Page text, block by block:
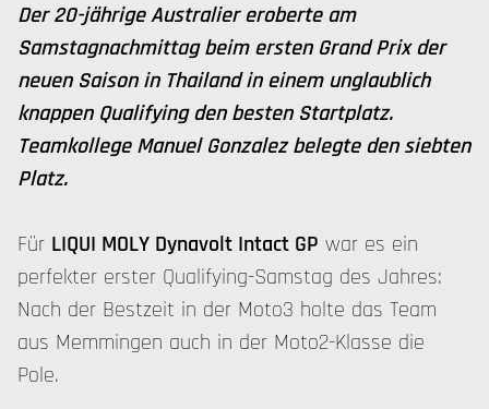
Der 20-jährige Australier eroberte am
Samstagnachmittag beim ersten Grand Prix der
neuen Saison in Thailand in einem unglaublich
knappen Qualifying den besten Startplatz.
Teamkollege Manuel Gonzalez belegte den siebten
Platz.
Für LIQUI MOLY Dynavolt Intact GP war es ein
perfekter erster Qualifying-Samstag des Jahres:
Nach der Bestzeit in der Moto3 holte das Team
aus Memmingen auch in der Moto2-Klasse die
Pole.